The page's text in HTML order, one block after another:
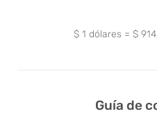
$ 1 dólares = $
Guía de